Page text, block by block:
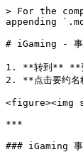
> For the
appending
# iGaming - 事
1. **转到** **
2. **点击要约名
<figure><img
***
### iGaming 事